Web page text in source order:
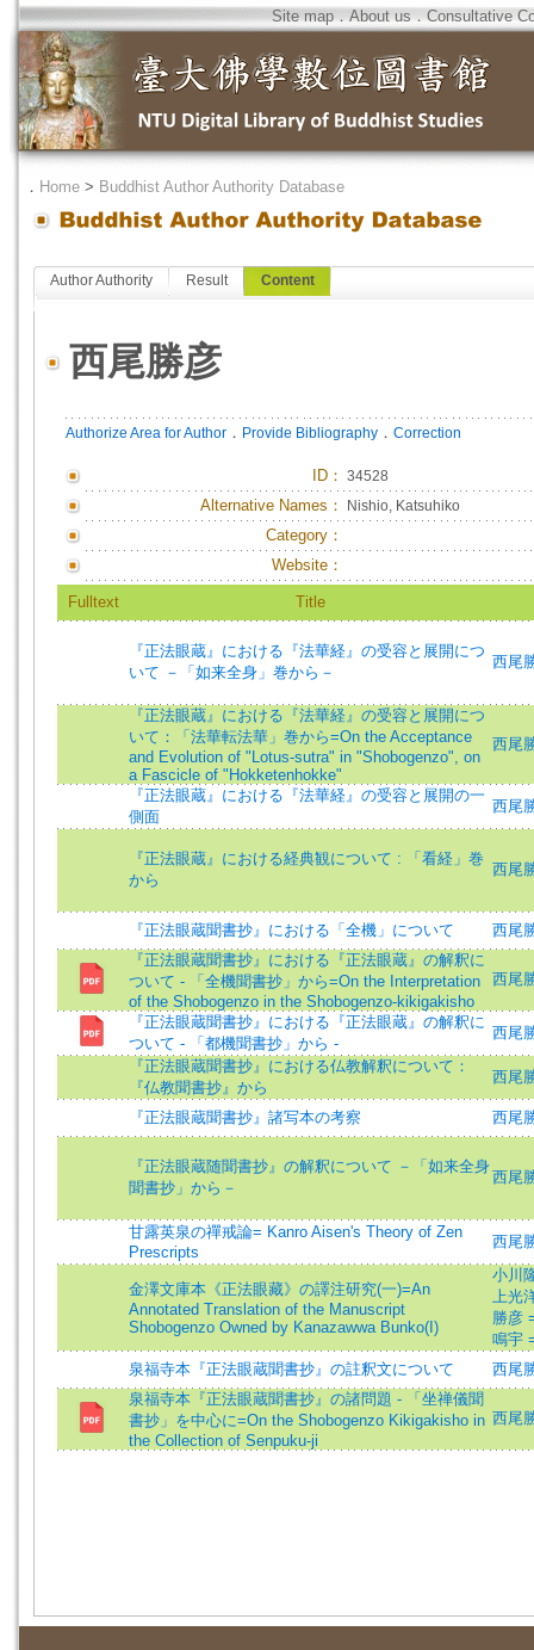
Site map．About us．Consultative
． Home > Buddhist Author Authority Database
Author Authority Result Content
西尾勝彦
Authorize Area for Author ． Provide Bibliography ． Correction
ID ： 34528
Alternative Names： Nishio, Katsuhiko
Category：
Website：
Fulltext Title
『正法眼蔵』における『法華経』の受容と展開につ
いて －「如来全身」巻から－
西尾
『正法眼蔵』における『法華経』の受容と展開につ
いて：「法華転法華」巻から=On the Acceptance
and Evolution of "Lotus-sutra" in "Shobogenzo", on
a Fascicle of "Hokketenhokke"
西尾
『正法眼蔵』における『法華経』の受容と展開の一
側面
西尾
『正法眼蔵』における経典観について : 「看経」巻
から
西尾
『正法眼蔵聞書抄』における「全機」について
西尾
『正法眼蔵聞書抄』における『正法眼蔵』の解釈に
ついて - 「全機聞書抄」から=On the Interpretation
of the Shobogenzo in the Shobogenzo-kikigakisho
西尾
『正法眼蔵聞書抄』における『正法眼蔵』の解釈に
ついて - 「都機聞書抄」から -
西尾
『正法眼蔵聞書抄』における仏教解釈について：
『仏教聞書抄』から
西尾
『正法眼蔵聞書抄』諸写本の考察 西尾
『正法眼蔵随聞書抄』の解釈について －「如来全身
聞書抄」から－
西尾
甘露英泉の禪戒論= Kanro Aisen's Theory of Zen
Prescripts
西尾
金澤文庫本《正法眼藏》の譯注研究(一)=An
Annotated Translation of the Manuscript
Shobogenzo Owned by Kanazawwa Bunko(I)
小川
上光
勝彦
鳴宇
泉福寺本『正法眼蔵聞書抄』の註釈文について
西尾
泉福寺本『正法眼蔵聞書抄』の諸問題 - 「坐禅儀聞
書抄」を中心に=On the Shobogenzo Kikigakisho in
the Collection of Senpuku-ji
西尾